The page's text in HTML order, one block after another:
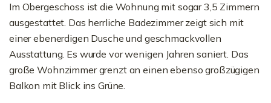
Im Obergeschoss ist die Wohnung mit sogar 3,5 Zimmern
ausgestattet. Das herrliche Badezimmer zeigt sich mit
einer ebenerdigen Dusche und geschmackvollen
Ausstattung. Es wurde vor wenigen Jahren saniert. Das
große Wohnzimmer grenzt an einen ebenso großzügigen
Balkon mit Blick ins Grüne.